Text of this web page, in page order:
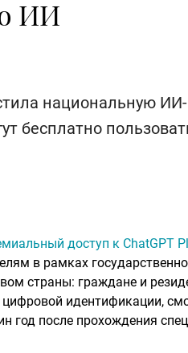
ИИ
национальную
бесплатно
доступ к ChatGPT
в рамках
страны: граждане и
идентификации,
год после прохождения